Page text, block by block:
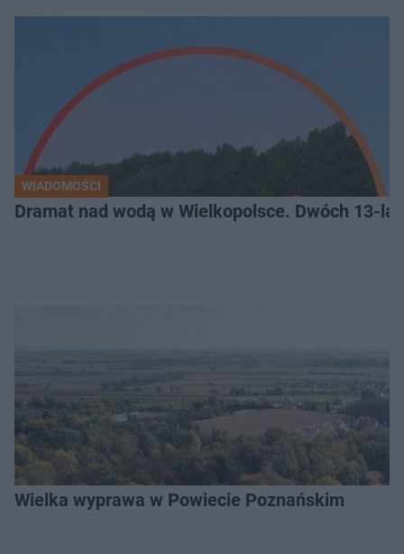
WIADOMOŚCI
Dramat nad wodą w Wielkopolsce. Dwóch 13-
Wielka wyprawa w Powiecie Poznańskim